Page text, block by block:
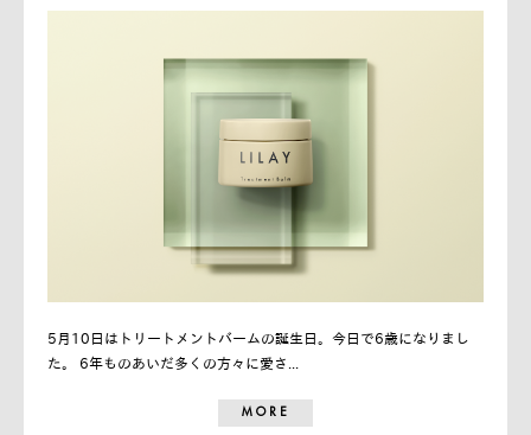
5月10日はトリートメントバームの誕生日。今日で6歳になりまし
た。 6年ものあいだ多くの方々に愛さ...
MORE